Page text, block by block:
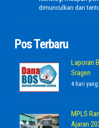
dimunculkan dan
Pos Terbaru
Laporan
Sragen
4 hari
MPLS
Ajaran